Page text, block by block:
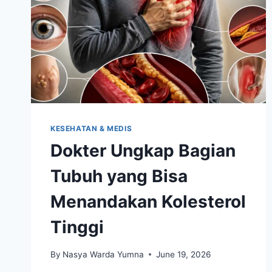
KESEHATAN & MEDIS
Dokter Ungkap Bagian
Tubuh yang Bisa
Menandakan Kolesterol
Tinggi
By Nasya Warda Yumna June 19, 2026